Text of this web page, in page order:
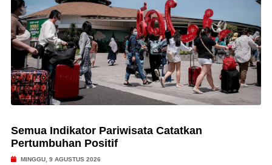
Semua Indikator Pariwisata Catatkan
Pertumbuhan Positif
MINGGU, 9 AGUSTUS 2026